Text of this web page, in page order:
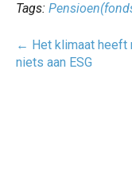
Tags:
Post
navigatie
← Het klimaat heeft
niets aan ESG